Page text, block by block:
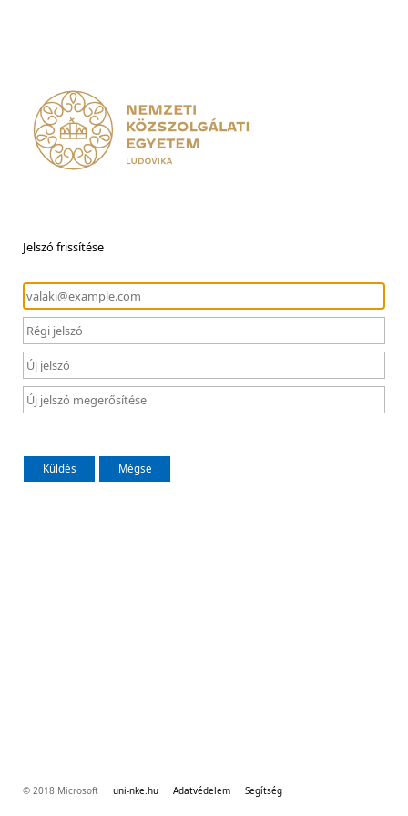
Jelszó frissítése
© 2018 Microsoft uni-nke.hu Adatvédelem Segítség